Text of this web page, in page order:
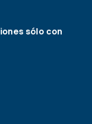
sólo con